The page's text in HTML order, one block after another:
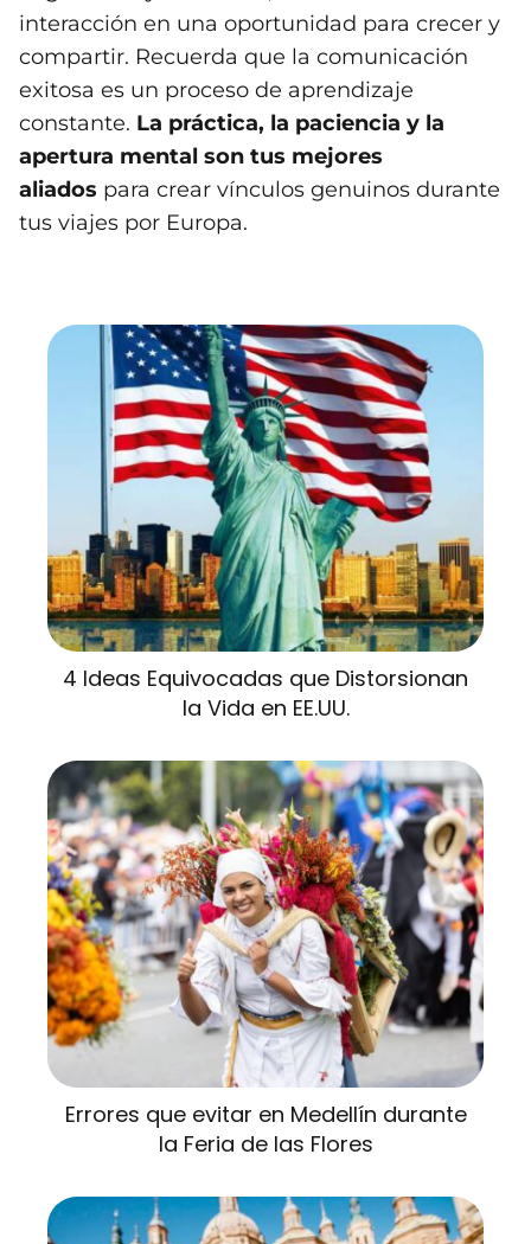
interacción en una oportunidad para crecer y
compartir. Recuerda que la comunicación
exitosa es un proceso de aprendizaje
constante. La práctica, la paciencia y la
apertura mental son tus mejores
aliados para crear vínculos genuinos durante
tus viajes por Europa.
4 Ideas Equivocadas que Distorsionan
la Vida en EE.UU.
Errores que evitar en Medellín durante
la Feria de las Flores